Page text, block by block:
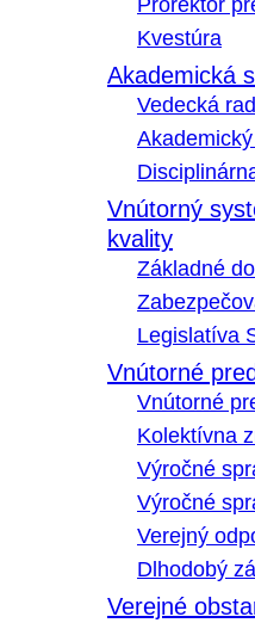
Prorektor
Kvestúra
Akademická
Vedecká
Vnútorný
kvality
Základné
Legislatíva
Vnútorné
Vnútorné
Kolektívna
Výročné
Výročné
Verejný
Dlhodobý
Verejné